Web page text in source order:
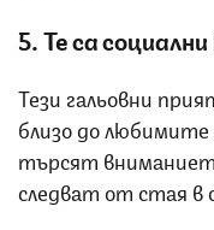
5. Те са
Тези гальовни
близо до
търсят
следват от стая в